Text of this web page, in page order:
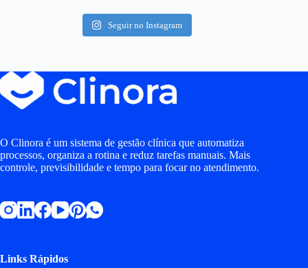
Seguir no Instagram
O Clinora é um sistema de gestão clínica que automatiza
processos, organiza a rotina e reduz tarefas manuais. Mais
controle, previsibilidade e tempo para focar no atendimento.
Links Rápidos